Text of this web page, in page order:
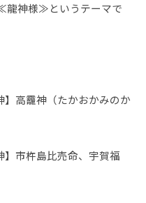
龍神様≫というテーマで
高龗神（たかおかみのか
市杵島比売命、宇賀福